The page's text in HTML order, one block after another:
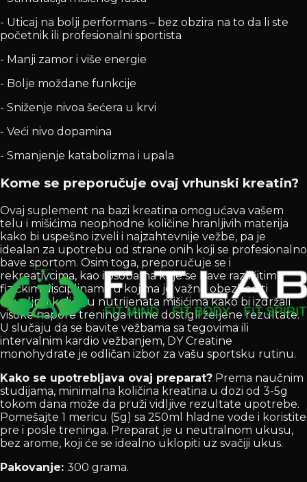
- Uticaj na bolji performans – bez obzira na to da li ste
početnik ili profesionalni sportista
- Manji zamor i više energie
- Bolje moždane funkcije
- Sniženje nivoa šećera u krvi
- Veći nivo dopamina
- Smanjenje katabolizma i upala
Kome se preporučuje ovaj vrhunski kreatin?
Ovaj suplement na bazi kreatina omogućava vašem
telu i mišićima neophodne količine hranljivih materija
kako bi uspešno izveli i najzahtevnije vežbe, pa je
idealan za upotrebu od strane onih koji se profesionalno
bave sportom. Osim toga, preporučuje se i
rekreativcima, kao i osobama koje se bave različitim
fizičkim disciplinama u kojima je važno obezbediti
dovoljnu količinu nutrijenata mišićima kako bi izdržali
visoke napore treninga i time dostigli željene rezultate.
U slučaju da se bavite vežbama sa tegovima ili
intervalnim kardio vežbanjem, DY Creatine
monohydrate je odličan izbor za vašu sportsku rutinu.
Kako se upotrebljava ovaj preparat? Prema naučnim
studijama, minimalna količina kreatina u dozi od 3-5g
tokom dana može da pruži vidljive rezultate upotrebe.
Pomešajte 1 mericu (5g) sa 250ml hladne vode i koristite
pre i posle treninga. Preparat je u neutralnom ukusu,
bez arome, koji će se idealno uklopiti uz svačiji ukus.
Pakovanje: 300 grama.